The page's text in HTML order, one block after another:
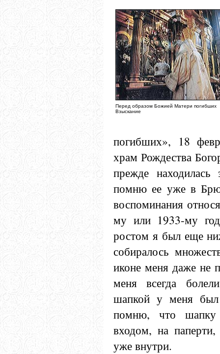
Перед образом Божией Матери погибших
Взыскание
погибших», 18
храм Рождества
прежде
помню ее уже в
воспоминания
му или 1933-му
ростом я был еще
собиралось
иконе меня даже не
меня всегда
шапкой у меня
помню, что шапку
входом, на паперти,
уже внутри.